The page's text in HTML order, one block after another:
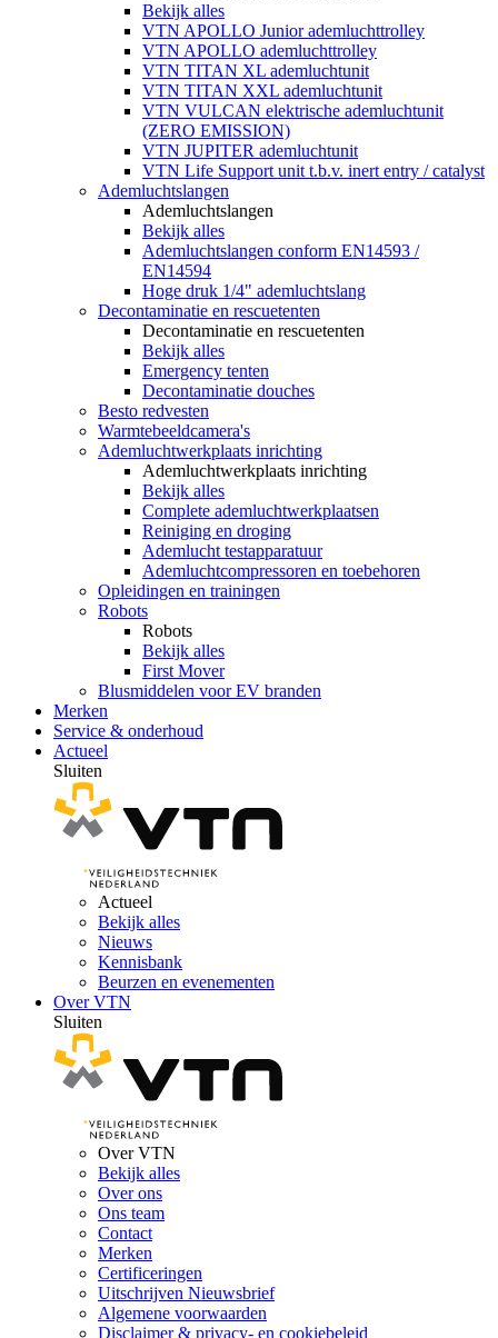
Bekijk alles
VTN APOLLO Junior ademluchttrolley
VTN APOLLO ademluchttrolley
VTN TITAN XL ademluchtunit
VTN TITAN XXL ademluchtunit
VTN VULCAN elektrische ademluchtunit
(ZERO EMISSION)
VTN JUPITER ademluchtunit
VTN Life Support unit t.b.v. inert entry / catalyst
Ademluchtslangen
Ademluchtslangen
Bekijk alles
Ademluchtslangen conform EN14593 /
EN14594
Hoge druk 1/4" ademluchtslang
Decontaminatie en rescuetenten
Decontaminatie en rescuetenten
Bekijk alles
Emergency tenten
Decontaminatie douches
Besto redvesten
Warmtebeeldcamera's
Ademluchtwerkplaats inrichting
Ademluchtwerkplaats inrichting
Bekijk alles
Complete ademluchtwerkplaatsen
Reiniging en droging
Ademlucht testapparatuur
Ademluchtcompressoren en toebehoren
Opleidingen en trainingen
Robots
Robots
Bekijk alles
First Mover
Blusmiddelen voor EV branden
Merken
Service & onderhoud
Actueel
Sluiten
Actueel
Bekijk alles
Nieuws
Kennisbank
Beurzen en evenementen
Over VTN
Sluiten
Over VTN
Bekijk alles
Over ons
Ons team
Contact
Merken
Certificeringen
Uitschrijven Nieuwsbrief
Algemene voorwaarden
Disclaimer & privacy- en cookiebeleid